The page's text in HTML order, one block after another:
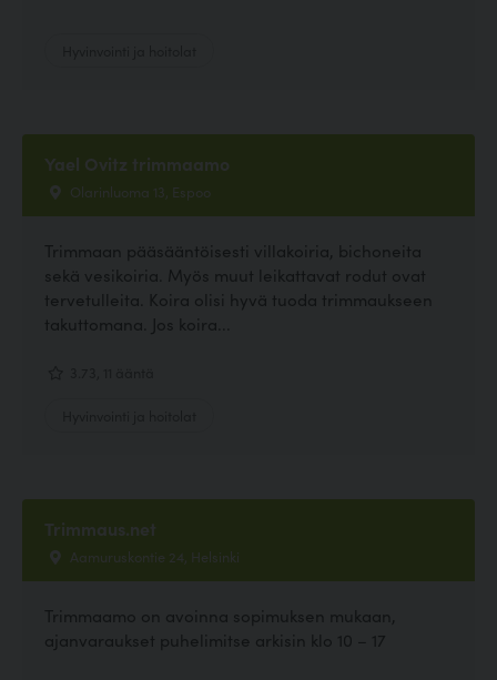
Yael Ovitz trimmaamo
Olarinluoma 13, Espoo
Trimmaan pääsääntöisesti villakoiria, bichoneita
sekä vesikoiria. Myös muut leikattavat rodut ovat
tervetulleita. Koira olisi hyvä tuoda trimmaukseen
takuttomana. Jos koira...
Trimmaus.net
Aamuruskontie 24, Helsinki
Trimmaamo on avoinna sopimuksen mukaan,
ajanvaraukset puhelimitse arkisin klo 10 – 17